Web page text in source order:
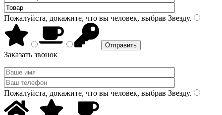
Пожалуйста, докажите, что вы человек, выбрав Звезду.
Заказать звонок
Пожалуйста, докажите, что вы человек, выбрав Звезду.